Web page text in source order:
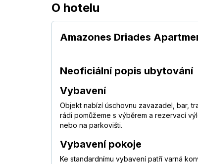
O hotelu
Amazones Driades
Neoficiální popis ubytování
Vybavení
Objekt nabízí úschovnu zavazadel, bar,
rádi pomůžeme s výběrem a rezervací
nebo na parkovišti.
Vybavení pokoje
Ke standardnímu vybavení patří varná